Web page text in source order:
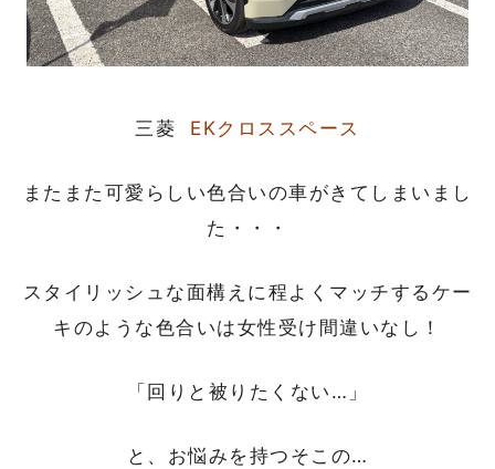
三菱 EKクロススペース
またまた可愛らしい色合いの車がきてしまいまし
た・・・
スタイリッシュな面構えに程よくマッチするケー
キのような色合いは女性受け間違いなし！
「回りと被りたくない…」
と、お悩みを持つそこの…